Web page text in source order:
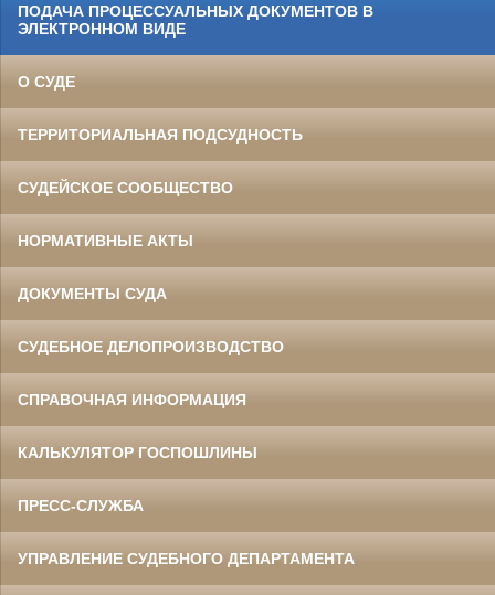
ПОДАЧА ПРОЦЕССУАЛЬНЫХ ДОКУМЕНТОВ В
ЭЛЕКТРОННОМ ВИДЕ
О СУДЕ
ТЕРРИТОРИАЛЬНАЯ ПОДСУДНОСТЬ
СУДЕЙСКОЕ СООБЩЕСТВО
НОРМАТИВНЫЕ АКТЫ
ДОКУМЕНТЫ СУДА
СУДЕБНОЕ ДЕЛОПРОИЗВОДСТВО
СПРАВОЧНАЯ ИНФОРМАЦИЯ
КАЛЬКУЛЯТОР ГОСПОШЛИНЫ
ПРЕСС-СЛУЖБА
УПРАВЛЕНИЕ СУДЕБНОГО ДЕПАРТАМЕНТА